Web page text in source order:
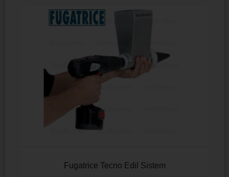
Fugatrice Tecno Edil Sistem